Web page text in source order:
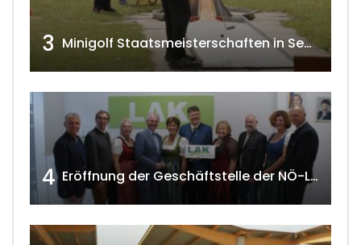
3 Minigolf Staatsmeisterschaften in Seefeld-Kadolz w4tv174
4 Eröffnung der Geschäftstelle der NÖ-Landarbeiterkammer in Mistelbach w4tv174